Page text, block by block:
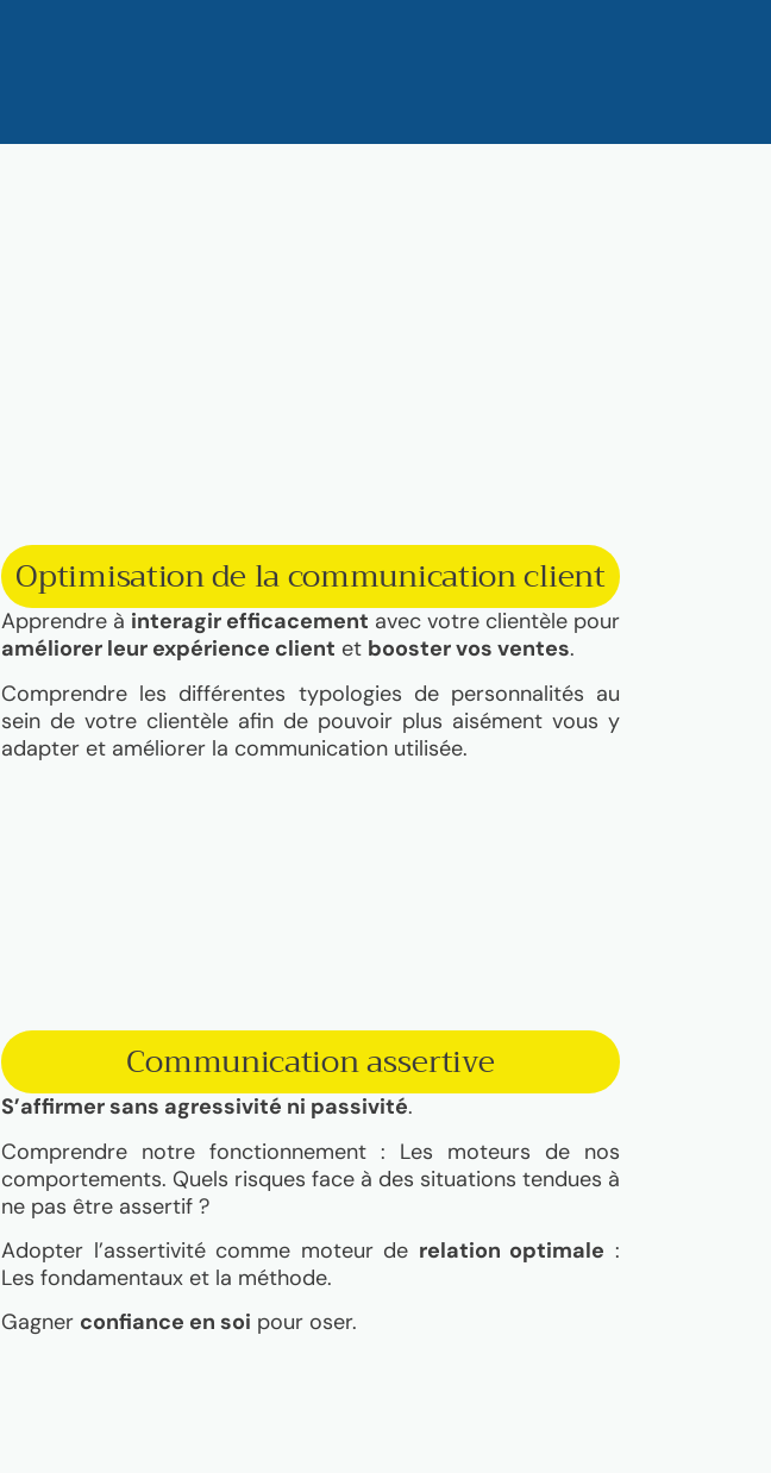
Optimisation de la communication client
Apprendre à interagir efficacement avec votre clientèle pour
améliorer leur expérience client et booster vos ventes.
Comprendre les différentes typologies de personnalités au
sein de votre clientèle afin de pouvoir plus aisément vous y
adapter et améliorer la communication utilisée.
Communication assertive
S’affirmer sans agressivité ni passivité.
Comprendre notre fonctionnement : Les moteurs de nos
comportements. Quels risques face à des situations tendues à
ne pas être assertif ?
Adopter l’assertivité comme moteur de relation optimale :
Les fondamentaux et la méthode.
Gagner confiance en soi pour oser.